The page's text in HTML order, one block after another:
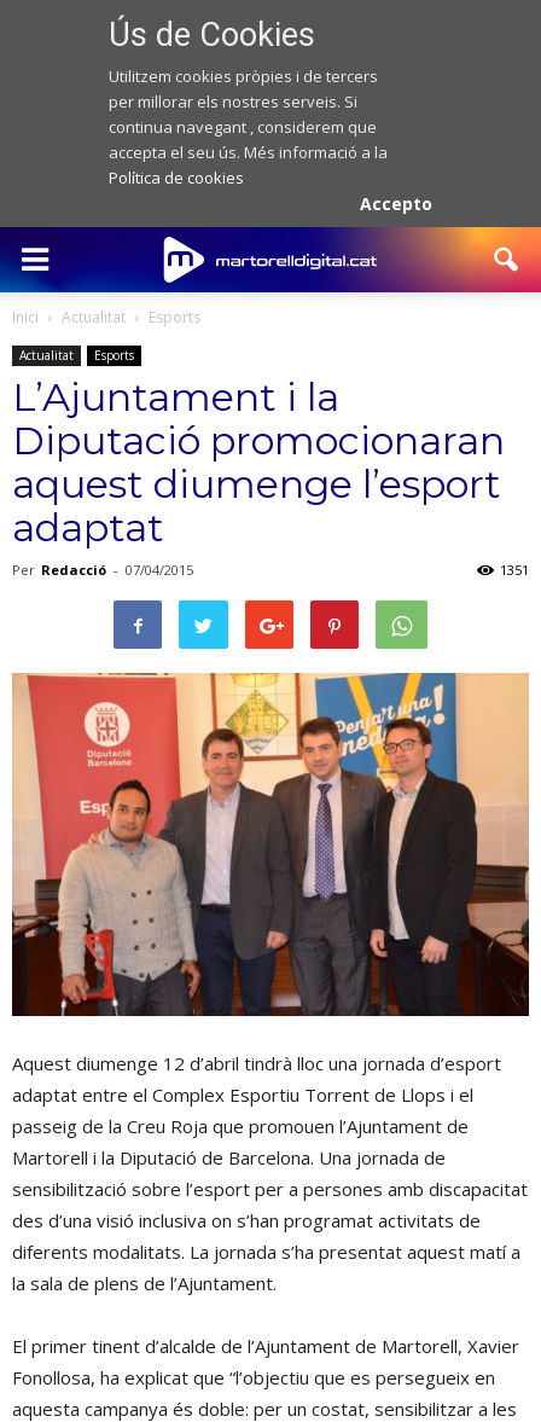
Ús de Cookies
Utilitzem cookies pròpies i de tercers
per millorar els nostres serveis. Si
continua navegant , considerem que
accepta el seu ús. Més informació a la
Política de cookies
Accepto
Inici Actualitat Esports
Actualitat Esports
L’Ajuntament i la
Diputació promocionaran
aquest diumenge l’esport
adaptat
Per Redacció - 07/04/2015 1351
Aquest diumenge 12 d’abril tindrà lloc una jornada d’esport
adaptat entre el Complex Esportiu Torrent de Llops i el
passeig de la Creu Roja que promouen l’Ajuntament de
Martorell i la Diputació de Barcelona. Una jornada de
sensibilització sobre l’esport per a persones amb discapacitat
des d’una visió inclusiva on s’han programat activitats de
diferents modalitats. La jornada s’ha presentat aquest matí a
la sala de plens de l’Ajuntament.
El primer tinent d’alcalde de l’Ajuntament de Martorell, Xavier
Fonollosa, ha explicat que “l’objectiu que es persegueix en
aquesta campanya és doble: per un costat, sensibilitzar a les